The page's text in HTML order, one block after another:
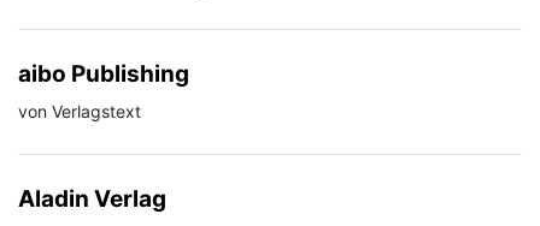
aibo Publishing
von Verlagstext
Aladin Verlag